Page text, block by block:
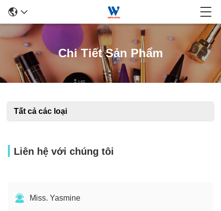
Chi Tiết Sản Phẩm
Tất cả các loại
Liên hệ với chúng tôi
Miss. Yasmine